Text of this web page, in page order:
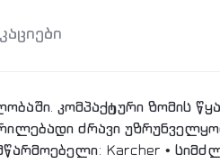
კომპაქტური ზომის
ძრავი
Karcher •